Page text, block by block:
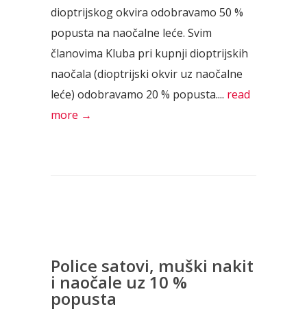
dioptrijskog okvira odobravamo 50 %
popusta na naočalne leće. Svim
članovima Kluba pri kupnji dioptrijskih
naočala (dioptrijski okvir uz naočalne
leće) odobravamo 20 % popusta.... read
more →
Police satovi, muški nakit
i naočale uz 10 %
popusta